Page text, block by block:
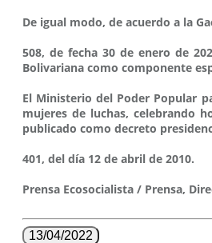
De igual modo, de acuerdo a la
508, de fecha 30 de enero de
Bolivariana como componente
El Ministerio del Poder Popular
mujeres de luchas, celebrando
publicado como decreto
401, del día 12 de abril de 2010.
Prensa Ecosocialista / Prensa,
13/04/2022